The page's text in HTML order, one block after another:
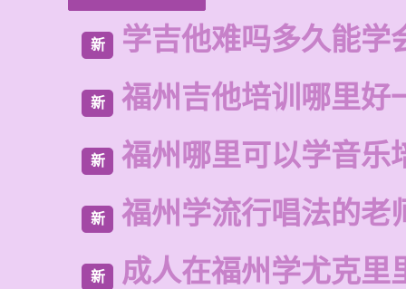
新 学吉他难吗多久能学
新 福州吉他培训哪里好
新 福州哪里可以学音乐
新 福州学流行唱法的老
新 成人在福州学尤克里